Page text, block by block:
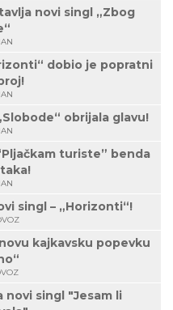
novi singl „Zbog
dobio je popratni
obrijala glavu!
turiste” benda
singl – „Horizonti“!
kajkavsku popevku
novi singl "Jesam li